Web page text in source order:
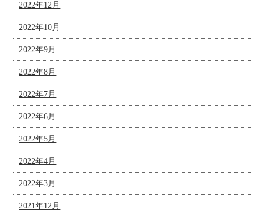
2022年12月
2022年10月
2022年9月
2022年8月
2022年7月
2022年6月
2022年5月
2022年4月
2022年3月
2021年12月